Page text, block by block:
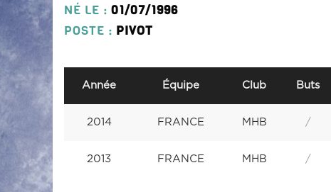
NÉ LE : 01/07/1996
POSTE : PIVOT
Année Équipe Club Buts
2014 FRANCE MHB /
2013 FRANCE MHB /